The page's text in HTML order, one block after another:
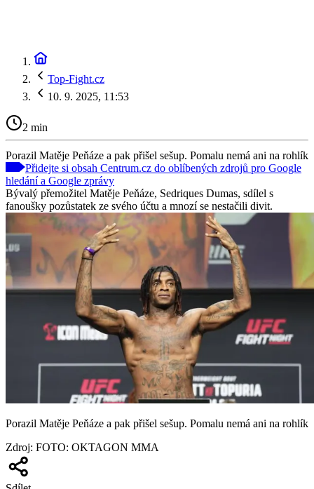
Top-Fight.cz
10. 9. 2025, 11:53
2 min
Porazil Matěje Peňáze a pak přišel sešup. Pomalu nemá ani na rohlík
Přidejte si obsah Centrum.cz do oblíbených zdrojů pro Google
hledání a Google zprávy
Bývalý přemožitel Matěje Peňáze, Sedriques Dumas, sdílel s
fanoušky pozůstatek ze svého účtu a mnozí se nestačili divit.
Porazil Matěje Peňáze a pak přišel sešup. Pomalu nemá ani na rohlík
Zdroj: FOTO: OKTAGON MMA